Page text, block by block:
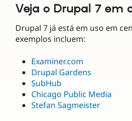
Veja o Drupal 7 em
Drupal 7 já está em uso em
exemplos incluem:
Examiner.com
Drupal Gardens
SubHub
Chicago Public Media
Stefan Sagmeister